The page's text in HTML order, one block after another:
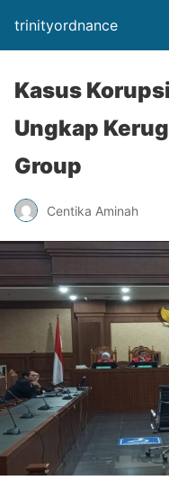
trinityordnance
Kasus
Ungkap
Group
Centika Aminah